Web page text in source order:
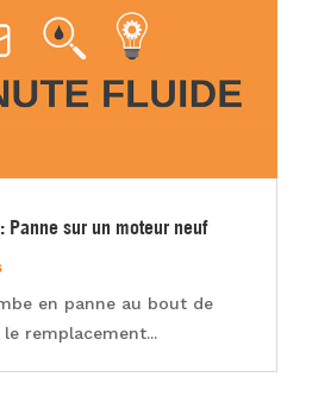
: Panne sur un moteur neuf
en panne au bout de
remplacement...